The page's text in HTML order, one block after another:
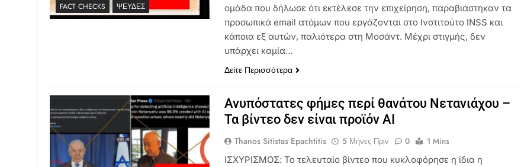
FACT CHECKS ΨΕΥΔΈΣ
ομάδα που δήλωσε ότι εκτέλεσε την επιχείρηση, παραβιάστηκαν τα
προσωπικά email ατόμων που εργάζονται στο Ινστιτούτο INSS και
κάποια εξ αυτών, παλιότερα στη Μοσάντ. Μέχρι στιγμής, δεν
υπάρχει καμία…
Δείτε Περισσότερα
Ανυπόστατες φήμες περί θανάτου Νετανιάχου –
Τα βίντεο δεν είναι προϊόν AI
Thanos Sitistas Epachtitis 5 Μήνες Πριν 0
1 Mins
ΙΣΧΥΡΙΣΜΟΣ: Το τελευταίο βίντεο που κυκλοφόρησε η ίδια η